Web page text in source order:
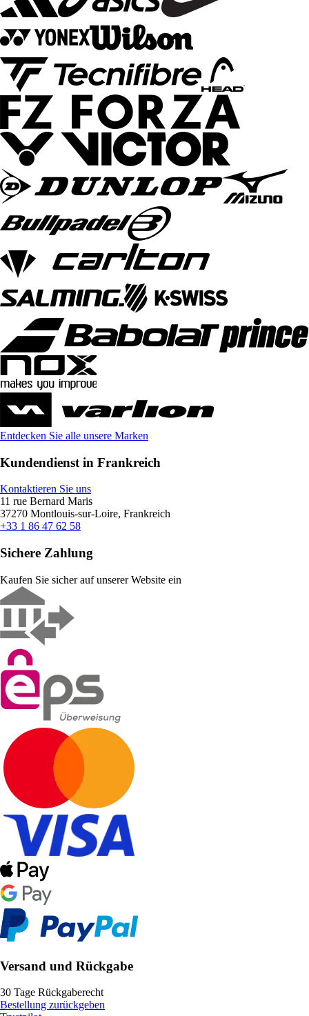
Entdecken Sie alle unsere Marken
Kundendienst in Frankreich
Kontaktieren Sie uns
11 rue Bernard Maris
37270 Montlouis-sur-Loire, Frankreich
+33 1 86 47 62 58
Sichere Zahlung
Kaufen Sie sicher auf unserer Website ein
Versand und Rückgabe
30 Tage Rückgaberecht
Bestellung zurückgeben